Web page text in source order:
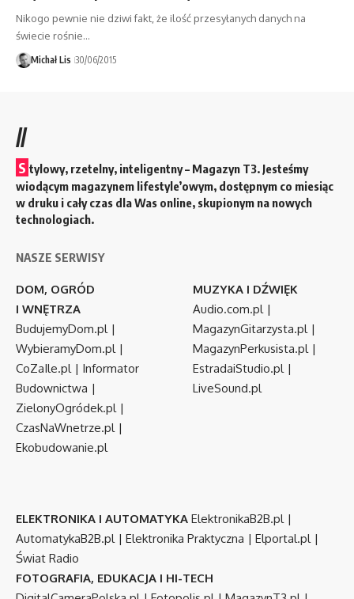
Nikogo pewnie nie dziwi fakt, że ilość przesyłanych danych na
świecie rośnie…
Michał Lis 30/06/2015
//
S tylowy, rzetelny, inteligentny – Magazyn T3. Jesteśmy
wiodącym magazynem lifestyle’owym, dostępnym co miesiąc
w druku i cały czas dla Was online, skupionym na nowych
technologiach.
NASZE SERWISY
DOM, OGRÓD
I WNĘTRZA
BudujemyDom.pl|
WybieramyDom.pl|
CoZaIle.pl| Informator
Budownictwa |
ZielonyOgródek.pl|
CzasNaWnetrze.pl|
Ekobudowanie.pl
MUZYKA I DŹWIĘK
Audio.com.pl|
MagazynGitarzysta.pl|
MagazynPerkusista.pl|
EstradaiStudio.pl|
LiveSound.pl
ELEKTRONIKA I AUTOMATYKA ElektronikaB2B.pl|
AutomatykaB2B.pl| Elektronika Praktyczna | Elportal.pl|
Świat Radio
FOTOGRAFIA, EDUKACJA I HI-TECH